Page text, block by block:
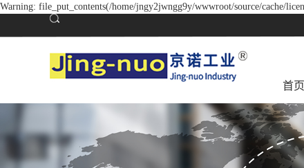
Warning: file_put_contents(/home/jngy2jwngg9y/wwwroot/source/cache/
首页